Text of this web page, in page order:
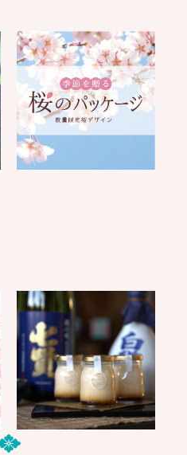
桜のパッケージ
2026.03.01
未分類
どぶろくプリン
2026.02.17
未分類